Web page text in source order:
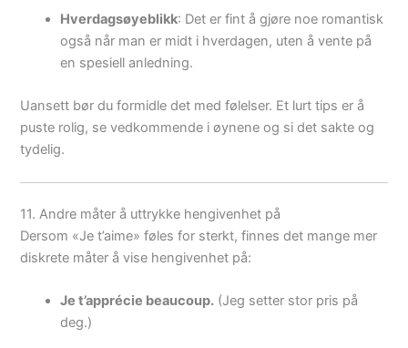
Hverdagsøyeblikk: Det er fint å gjøre noe romantisk
også når man er midt i hverdagen, uten å vente på
en spesiell anledning.
Uansett bør du formidle det med følelser. Et lurt tips er å
puste rolig, se vedkommende i øynene og si det sakte og
tydelig.
11. Andre måter å uttrykke hengivenhet på
Dersom «Je t’aime» føles for sterkt, finnes det mange mer
diskrete måter å vise hengivenhet på:
Je t’apprécie beaucoup. (Jeg setter stor pris på
deg.)